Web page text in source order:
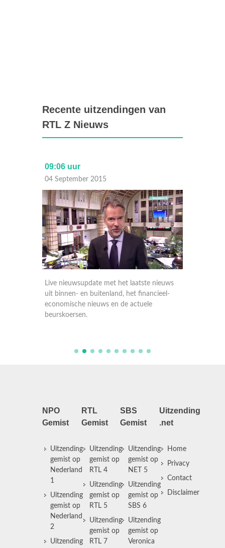
Recente uitzendingen van
RTL Z Nieuws
09:06 uur
04 September 2015
Live nieuwsupdate met het laatste nieuws
uit binnen- en buitenland, het financieel-
economische nieuws en de actuele
beurskoersen.
NPO
Gemist
Uitzending
gemist op
Nederland
1
Uitzending
gemist op
Nederland
2
Uitzending
RTL
Gemist
Uitzending
gemist op
RTL 4
Uitzending
gemist op
RTL 5
Uitzending
gemist op
RTL 7
SBS
Gemist
Uitzending
gemist op
NET 5
Uitzending
gemist op
SBS 6
Uitzending
gemist op
Veronica
Uitzending
.net
Home
Privacy
Contact
Disclaimer